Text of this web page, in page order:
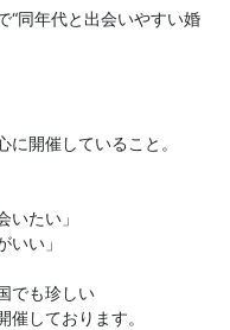
“同年代と出会いやすい婚
に開催していること。
いたい」
いい」
でも珍しい
しております。